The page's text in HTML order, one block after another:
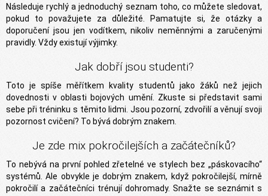
Následuje rychlý a jednoduchý seznam toho, co můžete sledovat,
pokud to považujete za důležité. Pamatujte si, že otázky a
doporučení jsou jen vodítkem, nikoliv neměnnými a zaručenými
pravidly. Vždy existují výjimky.
Jak dobří jsou studenti?
Toto je spíše měřítkem kvality studentů jako žáků než jejich
dovednosti v oblasti bojových umění. Zkuste si představit sami
sebe při tréninku s těmito lidmi. Jsou pozorní, zdvořilí a věnují svoji
pozornost cvičení? To bývá dobrým znakem.
Je zde mix pokročilejších a začátečníků?
To nebývá na první pohled zřetelné ve stylech bez „páskovacího“
systémů. Ale obvykle je dobrým znakem, když pokročilejší, mírně
pokročilí a začátečníci trénují dohromady. Snažte se seznámit s